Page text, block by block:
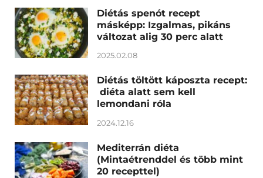
Diétás spenót recept
másképp: Izgalmas, pikáns
változat alig 30 perc alatt
2025.02.08
Diétás töltött káposzta recept:
diéta alatt sem kell
lemondani róla
2024.12.16
Mediterrán diéta
(Mintaétrenddel és több mint
20 recepttel)